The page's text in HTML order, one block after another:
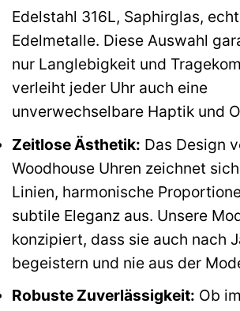
Edelstahl 316L, Saphirglas,
Edelmetalle. Diese Auswahl
nur Langlebigkeit und
verleiht jeder Uhr auch eine
unverwechselbare Haptik und
Zeitlose Ästhetik: Das Design
Woodhouse Uhren zeichnet
Linien, harmonische
subtile Eleganz aus. Unsere
konzipiert, dass sie auch nach
begeistern und nie aus der
Robuste Zuverlässigkeit: Ob